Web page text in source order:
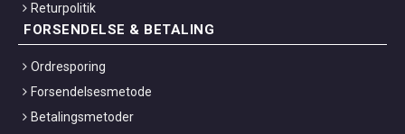
Returpolitik
FORSENDELSE & BETALING
Ordresporing
Forsendelsesmetode
Betalingsmetoder